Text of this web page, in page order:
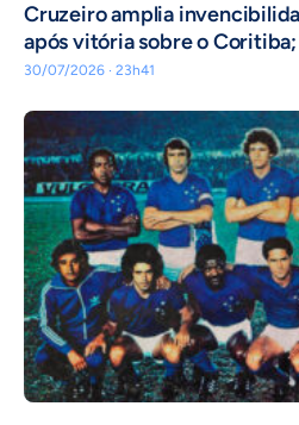
Cruzeiro amplia
após vitória sobre o
30/07/2026 · 23h41